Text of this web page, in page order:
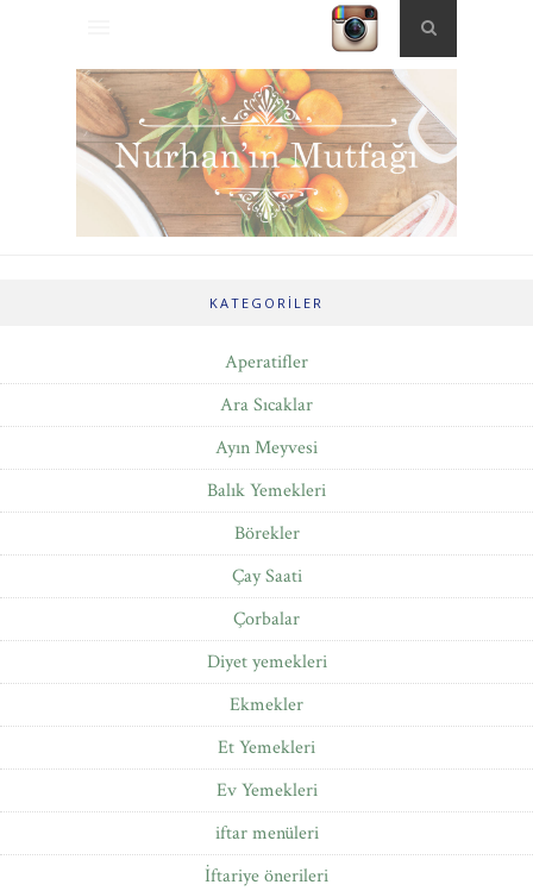
KATEGORILER
Aperatifler
Ara Sıcaklar
Ayın Meyvesi
Balık Yemekleri
Börekler
Çay Saati
Çorbalar
Diyet yemekleri
Ekmekler
Et Yemekleri
Ev Yemekleri
iftar menüleri
İftariye önerileri